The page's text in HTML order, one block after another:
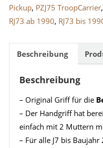
Pickup, PZJ75 TroopCarrier,
RJ73 ab 1990, RJ73 bis
Beschreibung
Beschreibung
– Original Griff für die
– Der Handgriff hat
einfach mit 2 Muttern
– Für alle J7 bis Baujahr